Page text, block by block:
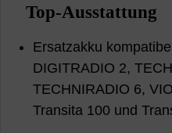
Top-Ausstattung
Ersatzakku
DIGITRADIO 2,
TECHNIRADIO 6,
Transita 100 und